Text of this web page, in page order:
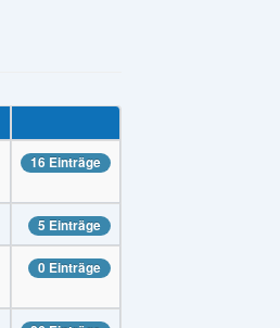
16 Einträge
5 Einträge
0 Einträge